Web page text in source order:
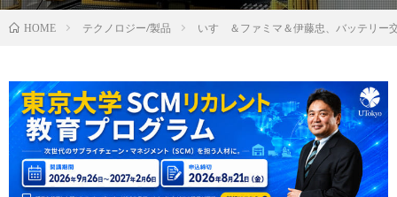
HOME テクノロジー/製品 いすゞ＆ファミマ＆伊藤忠、バッテリー